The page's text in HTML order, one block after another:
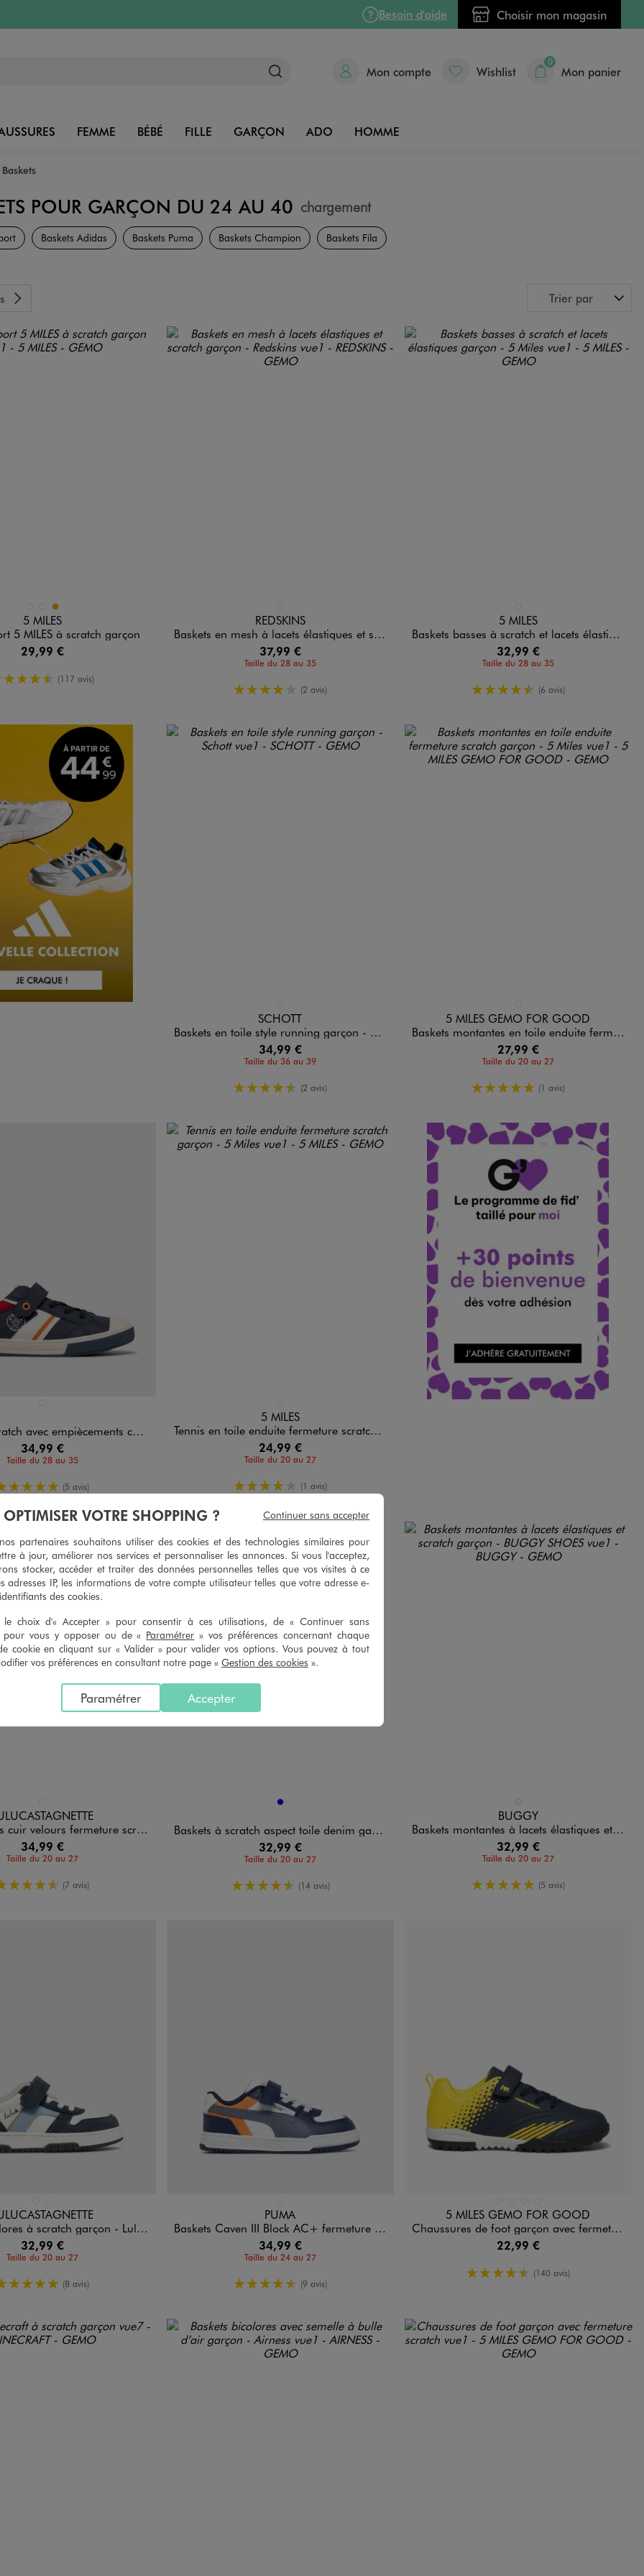
Besoin d'aide Choisir mon magasin
Mon compte Wishlist
0
Mon panier
FEMME BÉBÉ FILLE GARÇON ADO HOMME
Baskets
POUR GARÇON DU 24 AU 40 chargement
Chaussures
Baskets Adidas Baskets Puma Baskets Champion Baskets Fila
Trier par
BLEU STANDARD
NOIR STANDARD
ORANGE
5 MILES
5 MILES à scratch garçon
29,99 €
4.5/5 de moyenne
(117 avis)
REDSKINS
Baskets en mesh à lacets élastiques et scratch garçon - Redskins
37,99 €
Taille du 28 au 35
4/5 de moyenne
(2 avis)
5 MILES
Baskets basses à scratch et lacets élastiques garçon - 5 Miles
32,99 €
Taille du 28 au 35
4.5/5 de moyenne
(6 avis)
SCHOTT
Baskets en toile style running garçon - Schott
34,99 €
Taille du 36 au 39
4.5/5 de moyenne
(2 avis)
5 MILES GEMO FOR GOOD
Baskets montantes en toile enduite fermeture scratch garçon - 5 Miles
27,99 €
Taille du 20 au 27
5/5 de moyenne
(1 avis)
empiècements contrastants garçon - Gepy
34,99 €
Taille du 28 au 35
5/5 de moyenne
(5 avis)
5 MILES
Tennis en toile enduite fermeture scratch garçon - 5 Miles
24,99 €
Taille du 20 au 27
4/5 de moyenne
(1 avis)
fermeture scratch garçon - LuluCastagnette
34,99 €
Taille du 20 au 27
4.5/5 de moyenne
(7 avis)
Disponible en 1 colorisBLEU
Baskets à scratch aspect toile denim garçon - Gepy
32,99 €
Taille du 20 au 27
4.5/5 de moyenne
(14 avis)
BUGGY
Baskets montantes à lacets élastiques et scratch garçon - BUGGY SHOES
32,99 €
Taille du 20 au 27
5/5 de moyenne
(5 avis)
à scratch garçon - LuluCastagnette
32,99 €
Taille du 20 au 27
5/5 de moyenne
(8 avis)
PUMA
Baskets Caven III Block AC+ fermeture scratch garçon - Puma
34,99 €
Taille du 24 au 27
4.5/5 de moyenne
(9 avis)
5 MILES GEMO FOR GOOD
Chaussures de foot garçon avec fermeture scratch
22,99 €
4.5/5 de moyenne
(140 avis)
OPTIMISER VOTRE SHOPPING ?
partenaires souhaitons utiliser des cookies et des technologies similaires pour
à jour, améliorer nos services et personnaliser les annonces. Si vous l'acceptez,
stocker, accéder et traiter des données personnelles telles que vos visites à ce
adresses IP, les informations de votre compte utilisateur telles que votre adresse e-
des cookies.
le choix d'« Accepter » pour consentir à ces utilisations, de « Continuer sans
pour vous y opposer ou de « Paramétrer » vos préférences concernant chaque
cookie en cliquant sur « Valider » pour valider vos options. Vous pouvez à tout
vos préférences en consultant notre page « Gestion des cookies ».
Accepter
Paramétrer
Continuer sans accepter